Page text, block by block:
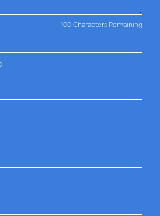
100 Characters Remaining